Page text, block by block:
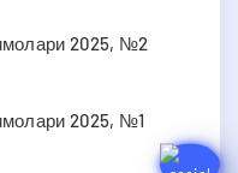
2025, №2
2025, №1